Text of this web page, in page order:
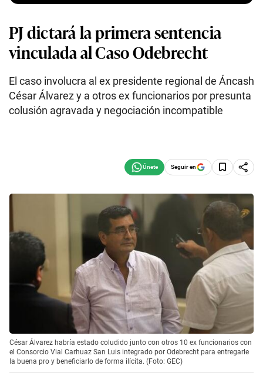
PJ dictará la primera sentencia
vinculada al Caso Odebrecht
El caso involucra al ex presidente regional de Áncash
César Álvarez y a otros ex funcionarios por presunta
colusión agravada y negociación incompatible
Seguir en
César Álvarez habría estado coludido junto con otros 10 ex funcionarios con
el Consorcio Vial Carhuaz San Luis integrado por Odebrecht para entregarle
la buena pro y beneficiarlo de forma ilícita. (Foto: GEC)